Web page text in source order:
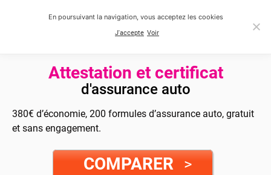
Attestation et certificat
d'assurance auto
380€ d’économie, 200 formules d’assurance auto, gratuit
et sans engagement.
COMPARER >
En poursuivant la navigation, vous acceptez les cookies
J'accepte Voir